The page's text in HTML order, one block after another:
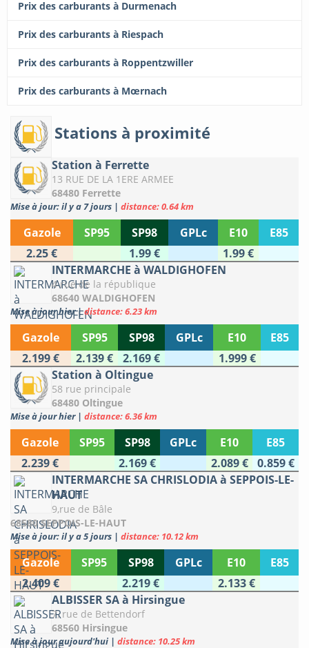
Prix des carburants à Durmenach
Prix des carburants à Riespach
Prix des carburants à Roppentzwiller
Prix des carburants à Mœrnach
Stations à proximité
Station à Ferrette
13 RUE DE LA 1ERE ARMEE
68480 Ferrette
Mise à jour: il y a 7 jours | distance: 0.64 km
Gazole SP95 SP98 GPLc E10
E85
2.25 €
1.99 €
1.99 €
INTERMARCHE à WALDIGHOFEN
4 rue de la république
68640 WALDIGHOFEN
Mise à jour hier|distance: 6.23 km
Gazole SP95 SP98 GPLc E10
E85
2.199 €
2.139 € 2.169 €
1.999 €
Station à Oltingue
58 rue principale
68480 Oltingue
Mise à jour hier | distance: 6.36 km
Gazole SP95 SP98 GPLc E10
E85
2.239 €
2.169 € 2.089 €
0.859 €
INTERMARCHE SA CHRISLODIA à SEPPOIS-LE-
HAUT
9,rue de Bâle
68580 SEPPOIS-LE-HAUT
Mise à jour: il y a 5 jours | distance: 10.12 km
Gazole SP95 SP98 GPLc E10
E85
2.409 €
2.219 €
2.133 €
ALBISSER SA à Hirsingue
7, rue de Bettendorf
68560 Hirsingue
Mise à jour aujourd'hui | distance: 10.25 km